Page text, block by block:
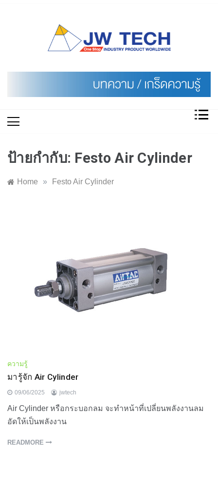
ป้ายกำกับ: Festo Air Cylinder
Home » Festo Air Cylinder
ความรู้
มารู้จัก Air Cylinder
09/06/2025 jwtech
Air Cylinder หรือกระบอกลม จะทำหน้าที่เปลี่ยนพลังงานลม
อัดให้เป็นพลังงาน
READMORE